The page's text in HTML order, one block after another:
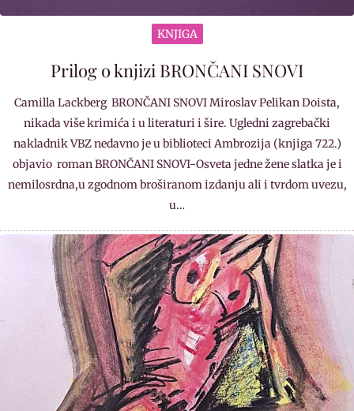
KNJIGA
Prilog o knjizi BRONČANI SNOVI
Camilla Lackberg BRONČANI SNOVI Miroslav Pelikan Doista,
nikada više krimića i u literaturi i šire. Ugledni zagrebački
nakladnik VBZ nedavno je u biblioteci Ambrozija (knjiga 722.)
objavio roman BRONČANI SNOVI-Osveta jedne žene slatka je i
nemilosrdna,u zgodnom broširanom izdanju ali i tvrdom uvezu,
u…